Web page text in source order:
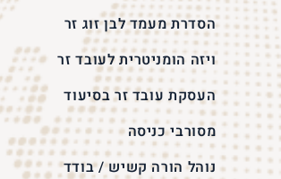
הסדרת מעמד לבן זוג זר
ויזה הומניטרית לעובד זר
העסקת עובד זר בסיעוד
מסורבי כניסה
נוהל הורה קשיש / בודד